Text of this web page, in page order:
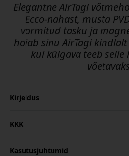
Elegantne AirTagi
Ecco-nahast, musta
vormitud tasku ja
hoiab sinu AirTagi
kui külgava teeb selle
Kirjeldus
KKK
Kasutusjuhtumid